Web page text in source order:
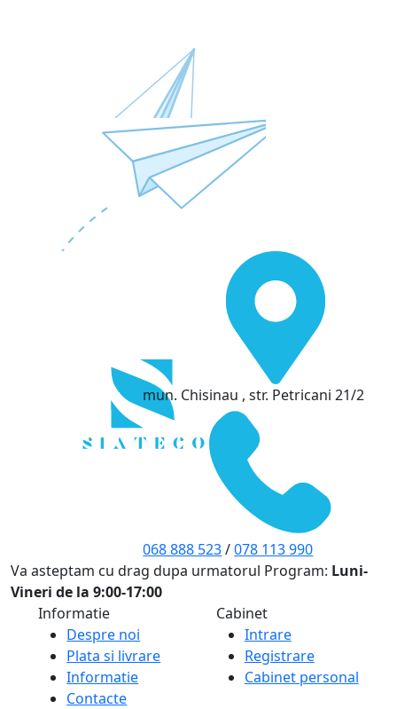
mun. Chisinau , str. Petricani 21/2
068 888 523/078 113 990
Va asteptam cu drag dupa urmatorul Program: Luni-
Vineri de la 9:00-17:00
Informatie
Despre noi
Plata si livrare
Informatie
Contacte
Cabinet
Intrare
Registrare
Cabinet personal